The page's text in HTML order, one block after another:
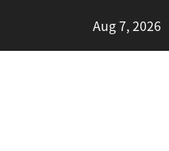
Aug 7, 2026